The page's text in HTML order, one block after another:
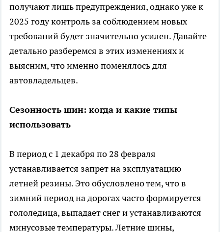
получают лишь предупреждения, однако уже к
2025 году контроль за соблюдением новых
требований будет значительно усилен. Давайте
детально разберемся в этих изменениях и
выясним, что именно поменялось для
автовладельцев.
Сезонность шин: когда и какие типы
использовать
В период с 1 декабря по 28 февраля
устанавливается запрет на эксплуатацию
летней резины. Это обусловлено тем, что в
зимний период на дорогах часто формируется
гололедица, выпадает снег и устанавливаются
минусовые температуры. Летние шины,